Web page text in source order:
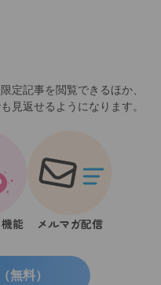
定記事を閲覧できるほか、
見返せるようになります。
能 メルマガ配信
無料）